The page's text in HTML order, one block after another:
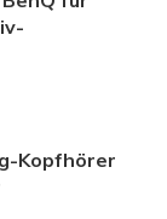
Kopfhörer